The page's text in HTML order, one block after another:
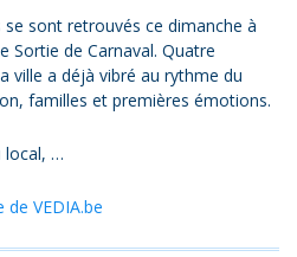
sont retrouvés ce dimanche à
Sortie de Carnaval. Quatre
ville a déjà vibré au rythme du
familles et premières émotions.
local, …
VEDIA.be